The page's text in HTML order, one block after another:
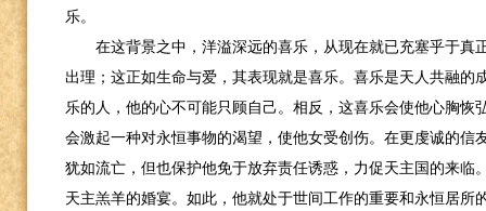
乐。
在这背景之中，洋溢深远的喜乐，从现在就已充塞乎于真
出理；这正如生命与爱，其表现就是喜乐。喜乐是天人共融的
乐的人，他的心不可能只顾自己。相反，这喜乐会使他心胸恢
会激起一种对永恒事物的渴望，使他女受创伤。在更虔诚的信
犹如流亡，但也保护他免于放弃责任诱惑，力促天主国的来临
天主羔羊的婚宴。如此，他就处于世间工作的重要和永恒居所